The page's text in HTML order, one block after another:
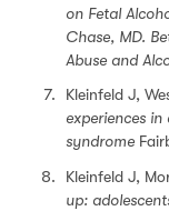
on Fetal
Chase, MD.
Abuse and
Kleinfeld J,
experiences
syndrome
Kleinfeld J,
up: